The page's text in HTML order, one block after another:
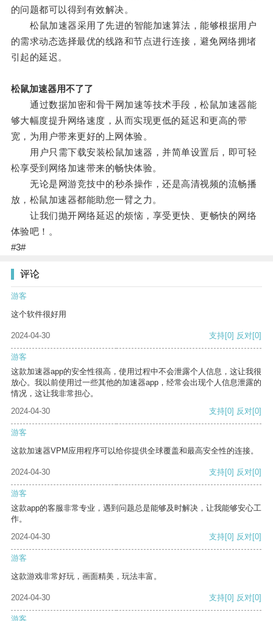
的问题都可以得到有效解决。
松鼠加速器采用了先进的智能加速算法，能够根据用户
的需求动态选择最优的线路和节点进行连接，避免网络拥堵
引起的延迟。
松鼠加速器用不了了
通过数据加密和骨干网加速等技术手段，松鼠加速器能
够大幅度提升网络速度，从而实现更低的延迟和更高的带
宽，为用户带来更好的上网体验。
用户只需下载安装松鼠加速器，并简单设置后，即可轻
松享受到网络加速带来的畅快体验。
无论是网游竞技中的秒杀操作，还是高清视频的流畅播
放，松鼠加速器都能助您一臂之力。
让我们抛开网络延迟的烦恼，享受更快、更畅快的网络
体验吧！。
#3#
评论
游客
这个软件很好用
2024-04-30 支持[0] 反对[0]
游客
这款加速器app的安全性很高，使用过程中不会泄露个人信息，这让我很
放心。我以前使用过一些其他的加速器app，经常会出现个人信息泄露的
情况，这让我非常担心。
2024-04-30
支持[0] 反对[0]
游客
这款加速器VPM应用程序可以给你提供全球覆盖和最高安全性的连接。
2024-04-30 支持[0] 反对[0]
游客
这款app的客服非常专业，遇到问题总是能够及时解决，让我能够安心工
作。
2024-04-30
支持[0] 反对[0]
游客
这款游戏非常好玩，画面精美，玩法丰富。
2024-04-30 支持[0] 反对[0]
游客